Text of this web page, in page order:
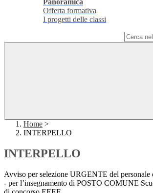
Panoramica
Offerta formativa
I progetti delle classi
Home >
INTERPELLO
INTERPELLO
Avviso per selezione URGENTE del personale
- per l’insegnamento di POSTO COMUNE